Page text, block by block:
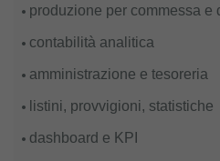
• produzione per commessa e
• contabilità analitica
• amministrazione e tesoreria
• listini, provvigioni, statistiche
• dashboard e KPI